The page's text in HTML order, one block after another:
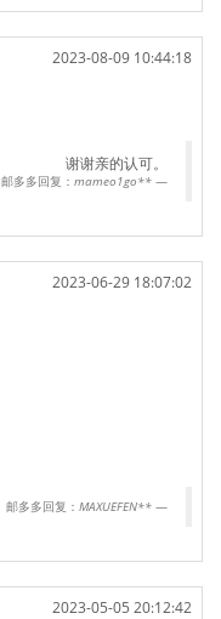
2023-08-09 10:44:18
谢谢亲的认可。
邮多多回复： mameo1go**
2023-06-29 18:07:02
邮多多回复： MAXUEFEN**
2023-05-05 20:12:42